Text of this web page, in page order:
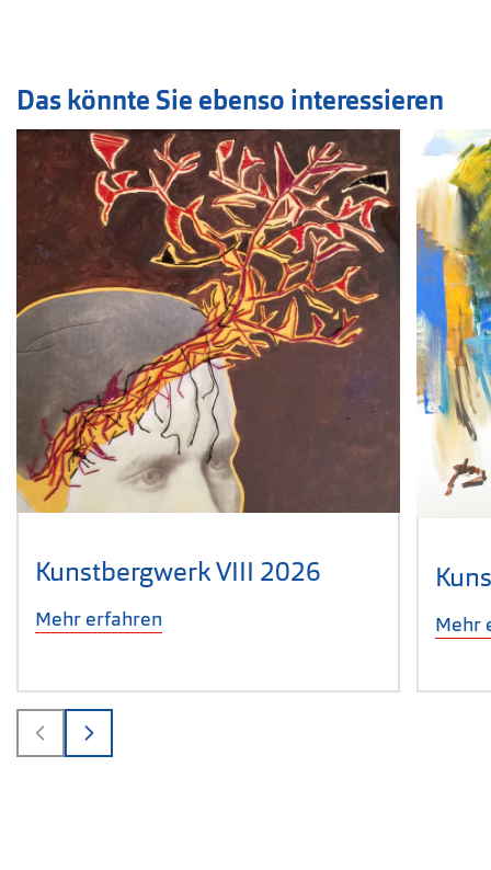
Das könnte Sie ebenso interessieren
Veranstaltung1bis2von4sichtbar.
Kunstbergwerk VIII 2026
Mehr erfahren Mehr